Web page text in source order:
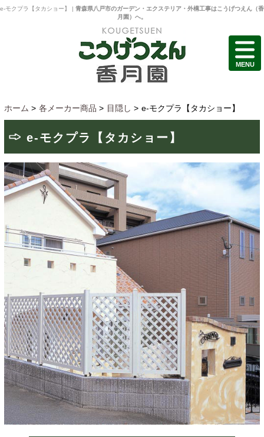
e-モクプラ【タカショー】 | 青森県八戸市のガーデン・エクステリア・外構工事はこうげつえん（香
月園）へ。
ホーム > 各メーカー商品 > 目隠し > e-モクプラ【タカショー】
e-モクプラ【タカショー】
MENU